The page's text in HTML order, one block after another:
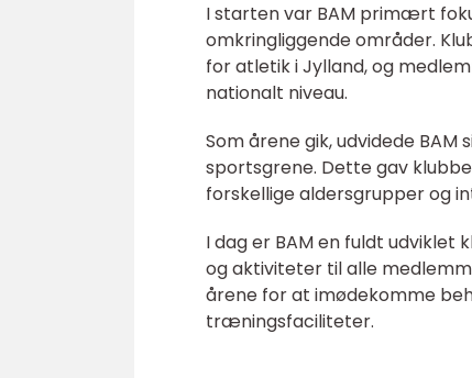
I starten var BAM primært
omkringliggende områder.
for atletik i Jylland, og
nationalt niveau.
Som årene gik, udvidede
sportsgrene. Dette gav
forskellige aldersgrupper og
I dag er BAM en fuldt
og aktiviteter til alle
årene for at imødekomme
træningsfaciliteter.